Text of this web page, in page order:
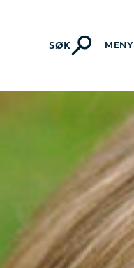
SØK MENY